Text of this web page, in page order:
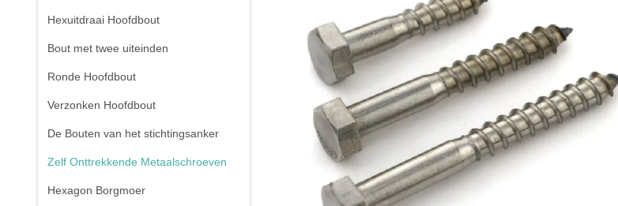
Hexuitdraai Hoofdbout
Bout met twee uiteinden
Ronde Hoofdbout
Verzonken Hoofdbout
De Bouten van het stichtingsanker
Zelf Onttrekkende Metaalschroeven
Hexagon Borgmoer